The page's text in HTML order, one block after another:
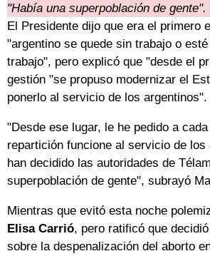
"Había una superpoblación de gente".
El Presidente dijo que era el primero
"argentino se quede sin trabajo o
trabajo", pero explicó que "desde el
gestión "se propuso modernizar el
ponerlo al servicio de los argentinos".
"Desde ese lugar, le he pedido a
repartición funcione al servicio de los
han decidido las autoridades de
superpoblación de gente", subrayó
Mientras que evitó esta noche
Elisa Carrió, pero ratificó que
sobre la despenalización del aborto